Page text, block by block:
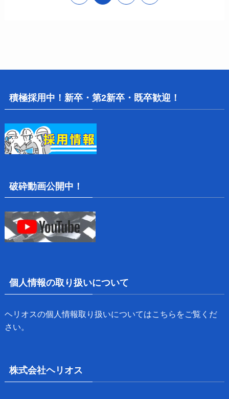
積極採用中！新卒・第2新卒・既卒歓迎！
破砕動画公開中！
個人情報の取り扱いについて
ヘリオスの個人情報取り扱いについてはこちら をご覧くだ
さい。
株式会社ヘリオス